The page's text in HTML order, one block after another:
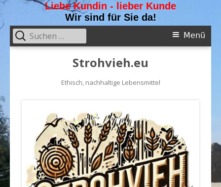
Liebe Kundin - lieber Kunde
Wir sind für Sie da!